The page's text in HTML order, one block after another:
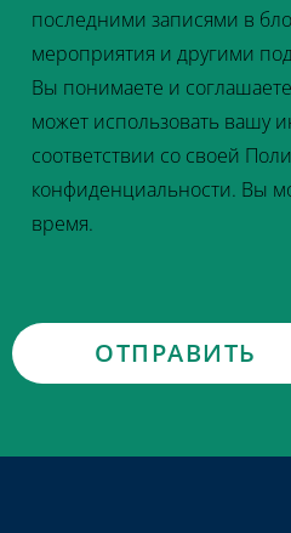
последними записями в
мероприятия и другими
Вы понимаете и
может использовать вашу
соответствии со своей
конфиденциальности. Вы
время.